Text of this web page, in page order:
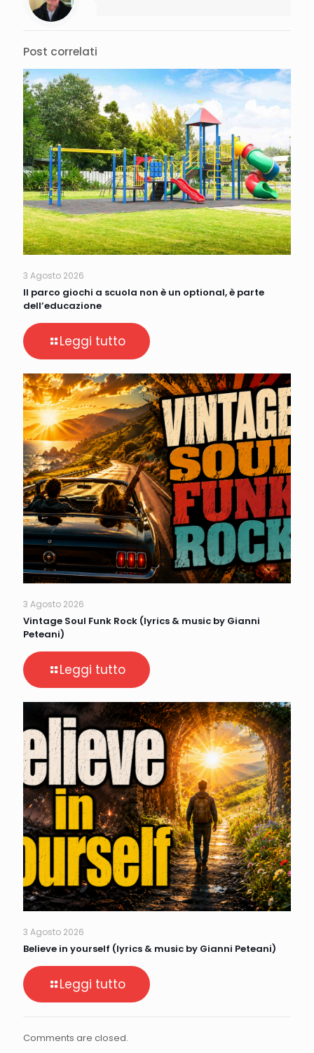
Post correlati
3 Agosto 2026
Il parco giochi a scuola non è un optional, è parte
dell’educazione
Leggi tutto
3 Agosto 2026
Vintage Soul Funk Rock (lyrics & music by Gianni
Peteani)
Leggi tutto
3 Agosto 2026
Believe in yourself (lyrics & music by Gianni Peteani)
Leggi tutto
Comments are closed.